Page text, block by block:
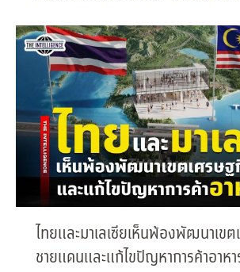
ไทยและมาเลเซียเห็นพ้องพัฒนาเข
ชายแดนและแก้ไขปัญหาการค้าอาหา